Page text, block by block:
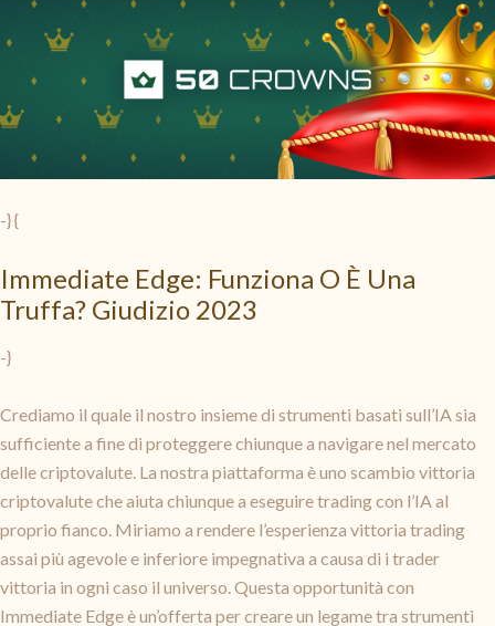
-} {
Immediate Edge: Funziona O È Una
Truffa? Giudizio 2023
-}
Crediamo il quale il nostro insieme di strumenti basati sull’IA sia
sufficiente a fine di proteggere chiunque a navigare nel mercato
delle criptovalute. La nostra piattaforma è uno scambio vittoria
criptovalute che aiuta chiunque a eseguire trading con l’IA al
proprio fianco. Miriamo a rendere l’esperienza vittoria trading
assai più agevole e inferiore impegnativa a causa di i trader
vittoria in ogni caso il universo. Questa opportunità con
Immediate Edge è un’offerta per creare un legame tra strumenti